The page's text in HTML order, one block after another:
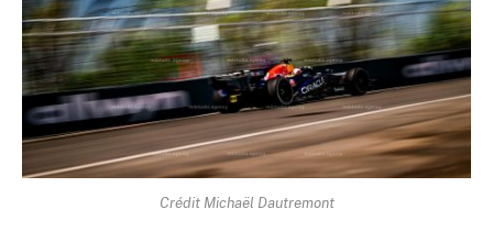
Crédit Michaël Dautremont